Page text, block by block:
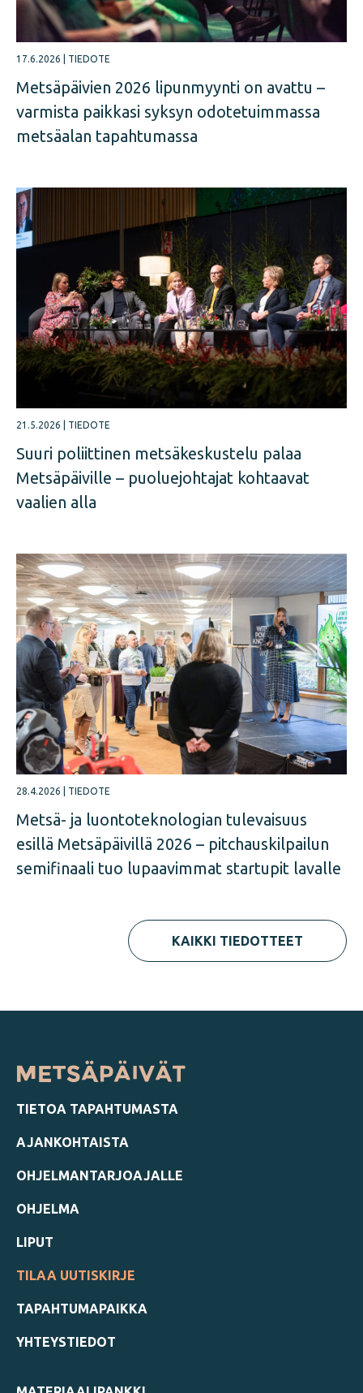
17.6.2026 TIEDOTE
Metsäpäivien 2026 lipunmyynti on avattu –
varmista paikkasi syksyn odotetuimmassa
metsäalan tapahtumassa
21.5.2026 TIEDOTE
Suuri poliittinen metsäkeskustelu palaa
Metsäpäiville – puoluejohtajat kohtaavat
vaalien alla
28.4.2026 TIEDOTE
Metsä- ja luontoteknologian tulevaisuus
esillä Metsäpäivillä 2026 – pitchauskilpailun
semifinaali tuo lupaavimmat startupit lavalle
KAIKKI TIEDOTTEET
TIETOA TAPAHTUMASTA
AJANKOHTAISTA
OHJELMANTARJOAJALLE
OHJELMA
LIPUT
TILAA UUTISKIRJE
TAPAHTUMAPAIKKA
YHTEYSTIEDOT